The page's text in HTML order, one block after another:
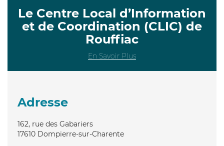
Le Centre Local d’Information
et de Coordination (CLIC) de
Rouffiac
En Savoir Plus
Adresse
162, rue des Gabariers
17610 Dompierre-sur-Charente